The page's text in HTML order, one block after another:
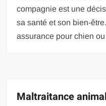
compagnie est une
sa santé et son bien-
assurance pour chien
Maltraitance